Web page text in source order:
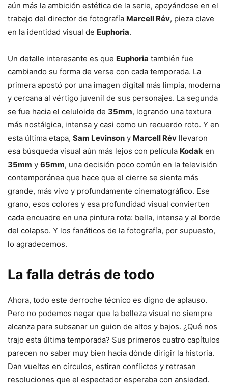
aún más la ambición estética de la serie, apoyándose en el
trabajo del director de fotografía Marcell Rév, pieza clave
en la identidad visual de Euphoria.
Un detalle interesante es que Euphoria también fue
cambiando su forma de verse con cada temporada. La
primera apostó por una imagen digital más limpia, moderna
y cercana al vértigo juvenil de sus personajes. La segunda
se fue hacia el celuloide de 35mm, logrando una textura
más nostálgica, intensa y casi como un recuerdo roto. Y en
esta última etapa, Sam Levinson y Marcell Rév llevaron
esa búsqueda visual aún más lejos con película Kodak en
35mm y 65mm, una decisión poco común en la televisión
contemporánea que hace que el cierre se sienta más
grande, más vivo y profundamente cinematográfico. Ese
grano, esos colores y esa profundidad visual convierten
cada encuadre en una pintura rota: bella, intensa y al borde
del colapso. Y los fanáticos de la fotografía, por supuesto,
lo agradecemos.
La falla detrás de todo
Ahora, todo este derroche técnico es digno de aplauso.
Pero no podemos negar que la belleza visual no siempre
alcanza para subsanar un guion de altos y bajos. ¿Qué nos
trajo esta última temporada? Sus primeros cuatro capítulos
parecen no saber muy bien hacia dónde dirigir la historia.
Dan vueltas en círculos, estiran conflictos y retrasan
resoluciones que el espectador esperaba con ansiedad.